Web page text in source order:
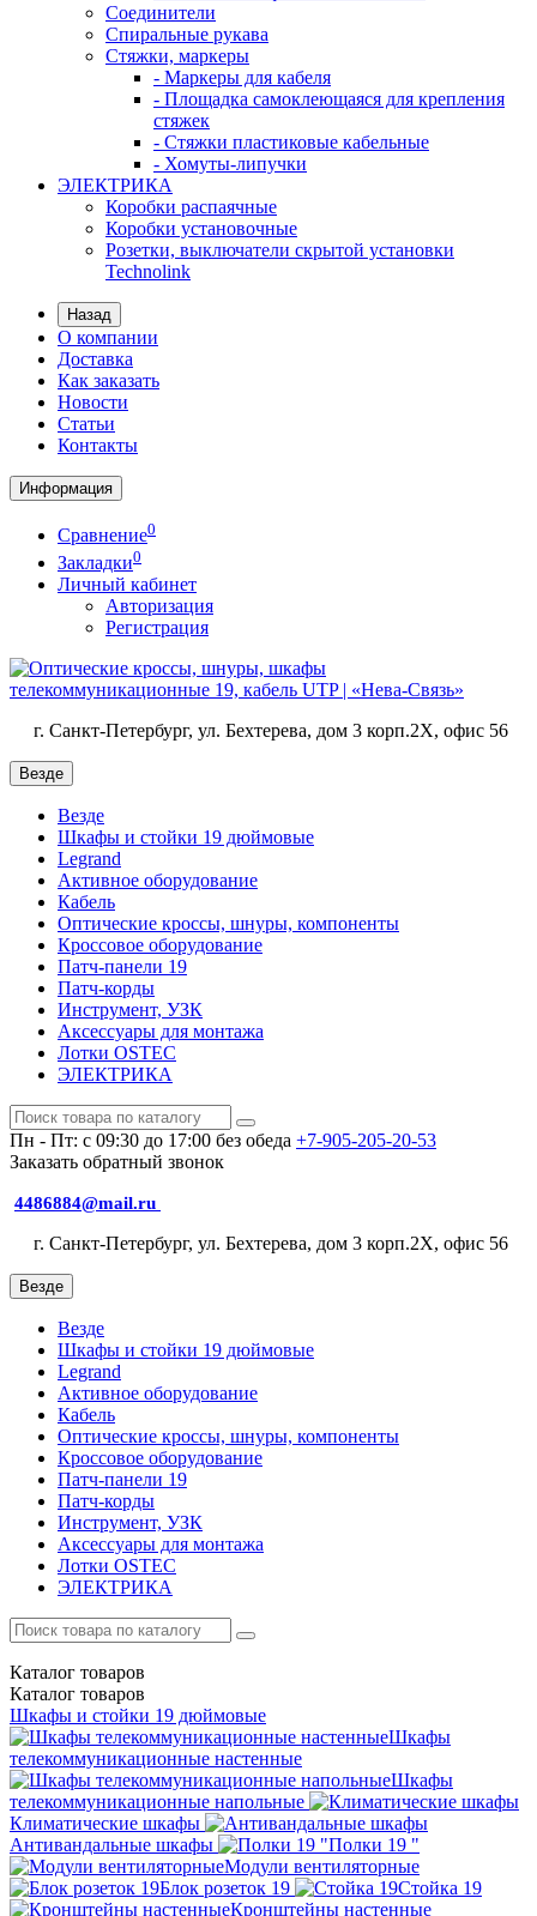
Соединители
Спиральные рукава
Стяжки, маркеры
- Маркеры для кабеля
- Площадка самоклеющаяся для крепления
стяжек
- Стяжки пластиковые кабельные
- Хомуты-липучки
ЭЛЕКТРИКА
Коробки распаячные
Коробки установочные
Розетки, выключатели скрытой установки
Technolink
Назад
О компании
Доставка
Как заказать
Новости
Статьи
Контакты
Информация
Сравнение0
Закладки0
Личный кабинет
Авторизация
Регистрация
г. Санкт-Петербург, ул. Бехтерева, дом 3 корп.2X, офис 56
Везде
Везде
Шкафы и стойки 19 дюймовые
Legrand
Активное оборудование
Кабель
Оптические кроссы, шнуры, компоненты
Кроссовое оборудование
Патч-панели 19
Патч-корды
Инструмент, УЗК
Аксессуары для монтажа
Лотки OSTEC
ЭЛЕКТРИКА
Пн - Пт: с 09:30 до 17:00 без обеда +7-905-205-20-53
Заказать обратный звонок
4486884@mail.ru
г. Санкт-Петербург, ул. Бехтерева, дом 3 корп.2X, офис 56
Везде
Везде
Шкафы и стойки 19 дюймовые
Legrand
Активное оборудование
Кабель
Оптические кроссы, шнуры, компоненты
Кроссовое оборудование
Патч-панели 19
Патч-корды
Инструмент, УЗК
Аксессуары для монтажа
Лотки OSTEC
ЭЛЕКТРИКА
Каталог товаров
Каталог товаров
Шкафы и стойки 19 дюймовые
Шкафы
телекоммуникационные настенные
Шкафы
телекоммуникационные напольные
Климатические шкафы
Антивандальные шкафы
Полки 19 "
Модули вентиляторные
Блок розеток 19
Стойка 19
Кронштейны настенные